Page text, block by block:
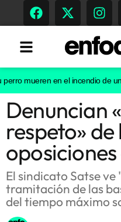
Tendencias
Memoria Histórica
Gastronomía
Escenarios
mueren en el incendio de una
Denuncian
respeto»
El sindicato Satse ve
tramitación de las
del tiempo máximo